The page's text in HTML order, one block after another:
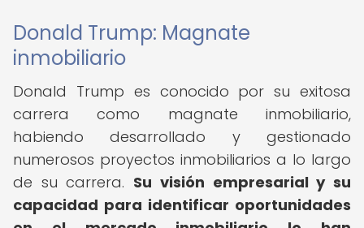
Donald Trump: Magnate
inmobiliario
Donald Trump es conocido por su exitosa
carrera como magnate inmobiliario,
habiendo desarrollado y gestionado
numerosos proyectos inmobiliarios a lo largo
de su carrera. Su visión empresarial y su
capacidad para identificar oportunidades